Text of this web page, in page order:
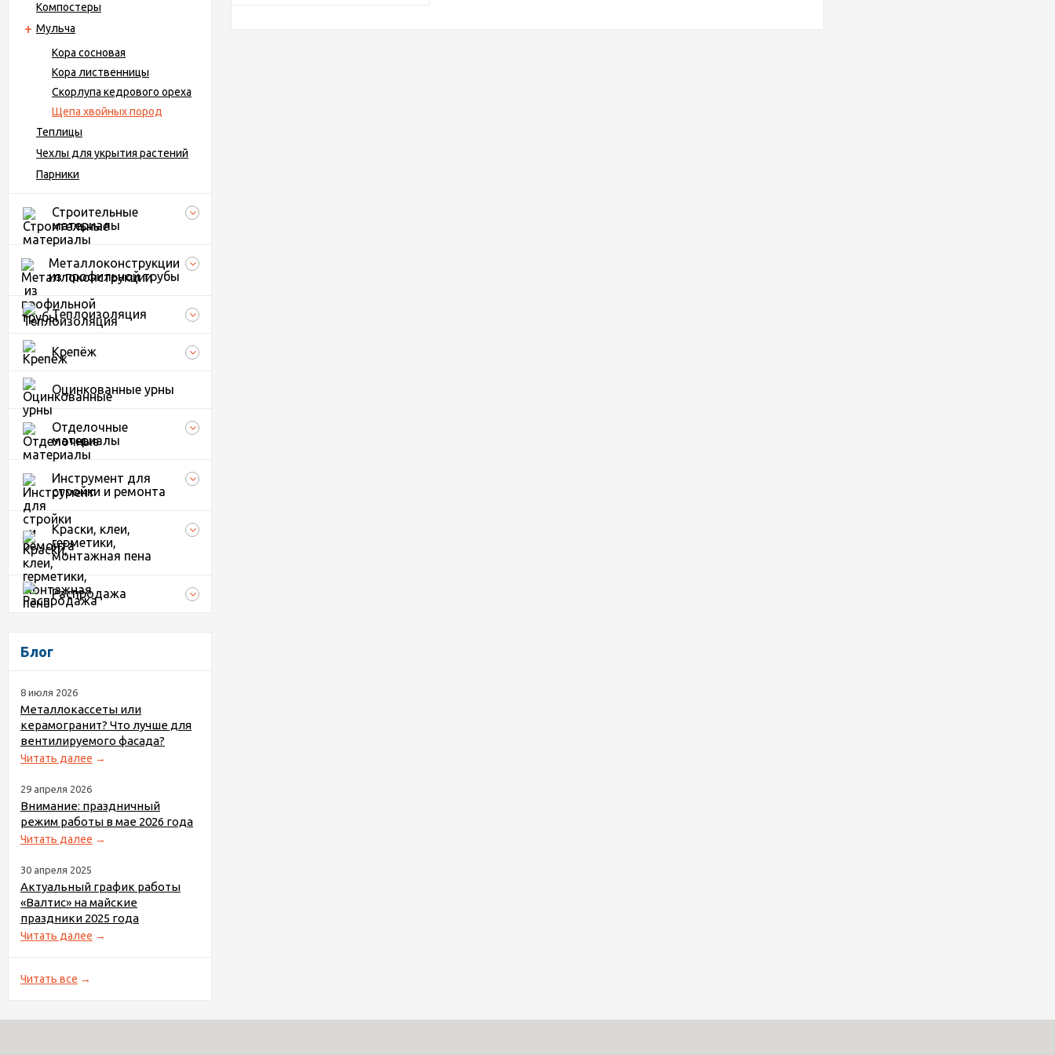
Компостеры
Мульча
Кора сосновая
Кора лиственницы
Скорлупа кедрового ореха
Щепа хвойных пород
Теплицы
Чехлы для укрытия растений
Парники
Строительные
материалы
Металлоконструкции
из профильной трубы
Теплоизоляция
Крепёж
Оцинкованные урны
Отделочные
материалы
Инструмент для
стройки и ремонта
Краски, клеи,
герметики,
монтажная пена
Распродажа
Блог
8 июля 2026
Металлокассеты или
керамогранит? Что лучше для
вентилируемого фасада?
Читать далее →
29 апреля 2026
Внимание: праздничный
режим работы в мае 2026 года
Читать далее →
30 апреля 2025
Актуальный график работы
«Валтис» на майские
праздники 2025 года
Читать далее →
Читать все →